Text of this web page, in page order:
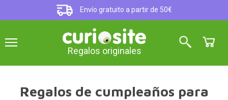
Envío gratuito a partir de 50€
Regalos originales
Regalos de cumpleaños para